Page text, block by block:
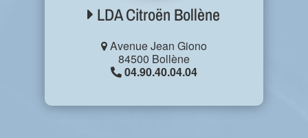
LDA Citroën Bollène
Avenue Jean Giono
84500 Bollène
04.90.40.04.04